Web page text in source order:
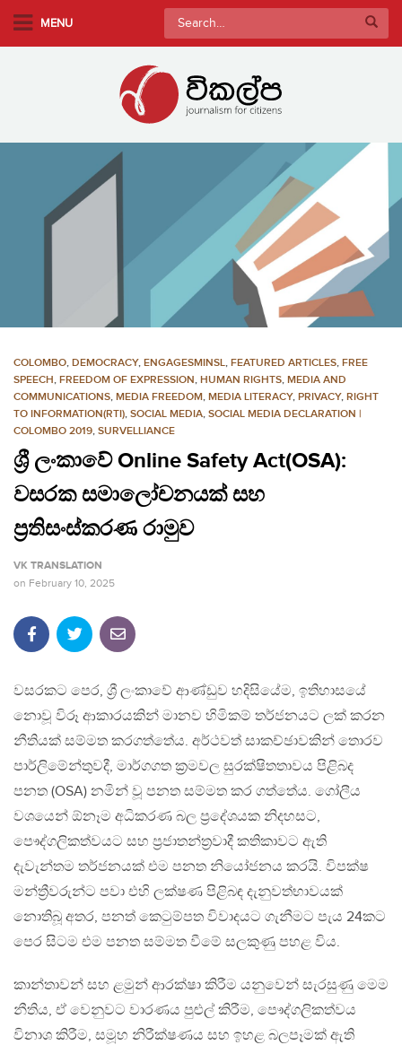
m
e
MENU
Search
for:
COLOMBO, DEMOCRACY, ENGAGESMINSL, FEATURED ARTICLES, FREE
SPEECH, FREEDOM OF EXPRESSION, HUMAN RIGHTS, MEDIA AND
COMMUNICATIONS, MEDIA FREEDOM, MEDIA LITERACY, PRIVACY, RIGHT
TO INFORMATION(RTI), SOCIAL MEDIA, SOCIAL MEDIA DECLARATION |
COLOMBO 2019, SURVELLIANCE
ශ්‍රී ලංකාවේ Online Safety Act(OSA):
වසරක සමාලෝචනයක් සහ
ප්‍රතිසංස්කරණ රාමුව
VK TRANSLATION
on February 10, 2025
වසරකට පෙර, ශ්‍රී ලංකාවේ ආණ්ඩුව හදිසියේම, ඉතිහාසයේ
නොවූ විරූ ආකාරයකින් මානව හිමිකම් තර්ජනයට ලක් කරන
නීතියක් සම්මත කරගත්තේය. අර්ථවත් සාකච්ඡාවකින් තොරව
පාර්ලිමේන්තුවදී, මාර්ගගත ක්‍රමවල සුරක්ෂිතතාවය පිළිබද
පනත (OSA) නමින් වූ පනත සම්මත කර ගත්තේය. ගෝලීය
වශයෙන් ඕනෑම අධිකරණ බල ප්‍රදේශයක නිදහසට,
පෞද්ගලිකත්වයට සහ ප්‍රජාතන්ත්‍රවාදී කතිකාවට ඇති
දැවැන්තම තර්ජනයක් එම පනත නියෝජනය කරයි. විපක්ෂ
මන්ත්‍රීවරුන්ට පවා එහි ලක්ෂණ පිළිබඳ දැනුවත්භාවයක්
නොතිබූ අතර, පනත් කෙටුම්පත විවාදයට ගැනීමට පැය 24කට
පෙර සිටම එම පනත සම්මත වීමේ සලකුණු පහළ විය.
කාන්තාවන් සහ ළමුන් ආරක්ෂා කිරීම යනුවෙන් සැරසුණු මෙම
නීතිය, ඒ වෙනුවට වාරණය පුළුල් කිරීම, පෞද්ගලිකත්වය
විනාශ කිරීම, සමූහ නිරීක්ෂණය සහ ඉහළ බලපෑමක් ඇති